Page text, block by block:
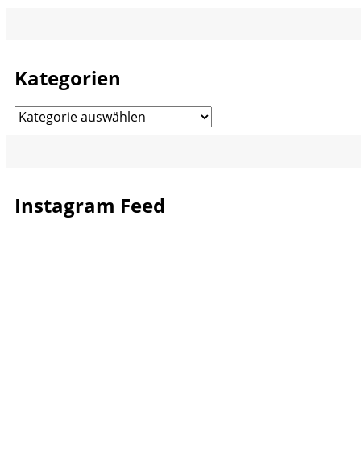
Kategorien
Kategorien
Instagram Feed